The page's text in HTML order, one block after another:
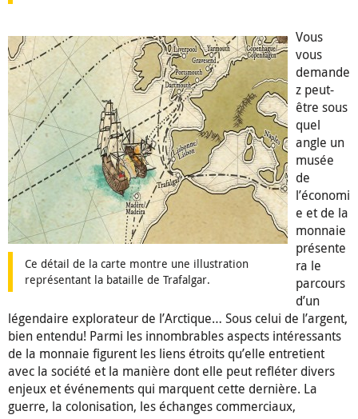
Ce détail de la carte montre une illustration
représentant la bataille de Trafalgar.
Vous
vous
demande
z peut-
être sous
quel
angle un
musée
de
l’économi
e et de la
monnaie
présente
ra le
parcours
d’un
légendaire explorateur de l’Arctique… Sous celui de l’argent,
bien entendu! Parmi les innombrables aspects intéressants
de la monnaie figurent les liens étroits qu’elle entretient
avec la société et la manière dont elle peut refléter divers
enjeux et événements qui marquent cette dernière. La
guerre, la colonisation, les échanges commerciaux,